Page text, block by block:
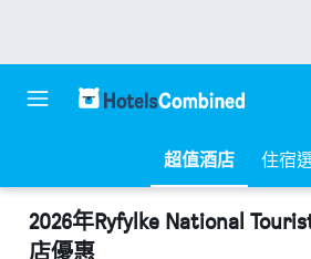
超值酒店 住宿
2026年Ryfylke National
店優惠